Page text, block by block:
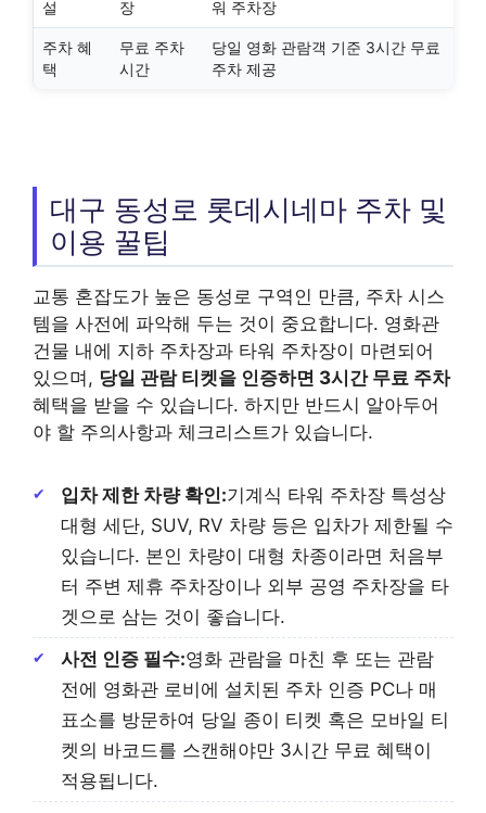
설
장
워 주차장
주차 혜
택
무료 주차
시간
당일 영화 관람객 기준 3시간 무료
주차 제공
대구 동성로 롯데시네마 주차 및
이용 꿀팁
교통 혼잡도가 높은 동성로 구역인 만큼, 주차 시스
템을 사전에 파악해 두는 것이 중요합니다. 영화관
건물 내에 지하 주차장과 타워 주차장이 마련되어
있으며, 당일 관람 티켓을 인증하면 3시간 무료 주차
혜택을 받을 수 있습니다. 하지만 반드시 알아두어
야 할 주의사항과 체크리스트가 있습니다.
입차 제한 차량 확인:기계식 타워 주차장 특성상
대형 세단, SUV, RV 차량 등은 입차가 제한될 수
있습니다. 본인 차량이 대형 차종이라면 처음부
터 주변 제휴 주차장이나 외부 공영 주차장을 타
겟으로 삼는 것이 좋습니다.
사전 인증 필수:영화 관람을 마친 후 또는 관람
전에 영화관 로비에 설치된 주차 인증 PC나 매
표소를 방문하여 당일 종이 티켓 혹은 모바일 티
켓의 바코드를 스캔해야만 3시간 무료 혜택이
적용됩니다.